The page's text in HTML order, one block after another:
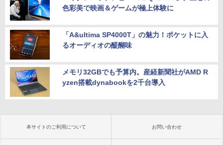
色彩美で映画＆ゲームが極上体験に
「A&ultima SP4000T」の魅力！ポケットに入
るオーディオの醍醐味
メモリ32GBでも予算内。産経新聞社がAMD R
yzen搭載dynabookを2千台導入
本サイトのご利用について お問い合わせ